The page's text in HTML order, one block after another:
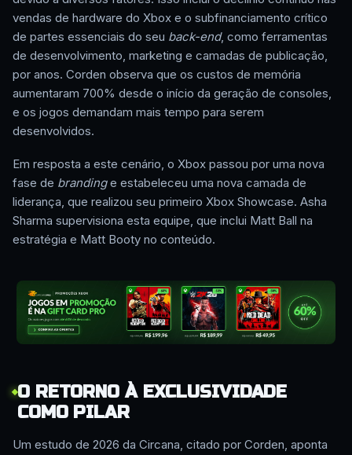
vendas de hardware do Xbox e o subfinanciamento crítico
de partes essenciais do seu back-end, como ferramentas
de desenvolvimento, marketing e camadas de publicação,
por anos. Corden observa que os custos de memória
aumentaram 700% desde o início da geração de consoles,
e os jogos demandam mais tempo para serem
desenvolvidos.
Em resposta a este cenário, o Xbox passou por uma nova
fase de brandinge estabeleceu uma nova camada de
liderança, que realizou seu primeiro Xbox Showcase. Asha
Sharma supervisiona esta equipe, que inclui Matt Ball na
estratégia e Matt Booty no conteúdo.
O RETORNO À EXCLUSIVIDADE
COMO PILAR
Um estudo de 2026 da Circana, citado por Corden, aponta